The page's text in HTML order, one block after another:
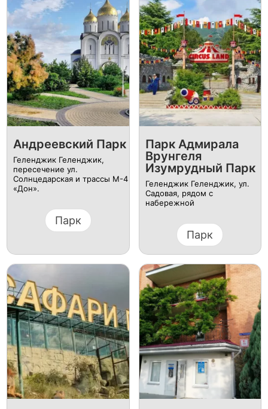
Андреевский Парк
Геленджик Геленджик,
пересечение ул.
Солнцедарская и трассы М-4
«Дон».
Парк
Парк Адмирала
Врунгеля
Изумрудный Парк
Геленджик Геленджик, ул.
Садовая, рядом с
набережной
Парк